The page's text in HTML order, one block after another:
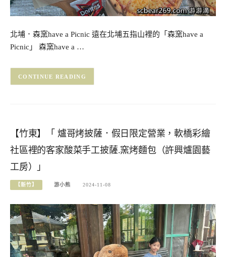
北埔．森窯have a Picnic 遠在北埔五指山裡的「森窯have a
Picnic」 森窯have a …
CONTINUE READING
【竹東】「 爐哥烤披薩．假日限定營業，軟橋彩繪
社區裡的客家酸菜手工披薩.窯烤麵包（許興爐園藝
工房）」
【新竹】 游小熊 2024-11-08